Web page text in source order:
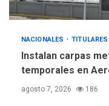
NACIONALES TITULARES
Instalan carpas
temporales en
agosto 7, 2026 186